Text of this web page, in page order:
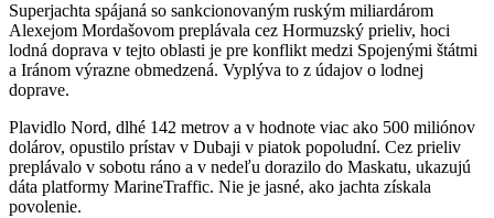
Superjachta spájaná so sankcionovaným ruským miliardárom
Alexejom Mordašovom preplávala cez Hormuzský prieliv, hoci
lodná doprava v tejto oblasti je pre konflikt medzi Spojenými štátmi
a Iránom výrazne obmedzená. Vyplýva to z údajov o lodnej
doprave.
Plavidlo Nord, dlhé 142 metrov a v hodnote viac ako 500 miliónov
dolárov, opustilo prístav v Dubaji v piatok popoludní. Cez prieliv
preplávalo v sobotu ráno a v nedeľu dorazilo do Maskatu, ukazujú
dáta platformy MarineTraffic. Nie je jasné, ako jachta získala
povolenie.